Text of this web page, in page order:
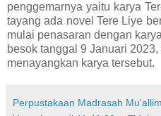
penggemarnya yaitu karya
tayang ada novel Tere Liye
mulai penasaran dengan
besok tanggal 9 Januari
menayangkan karya tersebut.
Perpustakaan Madrasah